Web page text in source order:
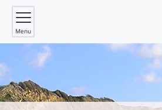
Menu